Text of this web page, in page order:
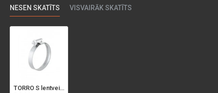
NESEN SKATĪTS VISVAIRĀK SKATĪTS
TORRO S lentveida skava 80-100mm/9mm, C7, W1*